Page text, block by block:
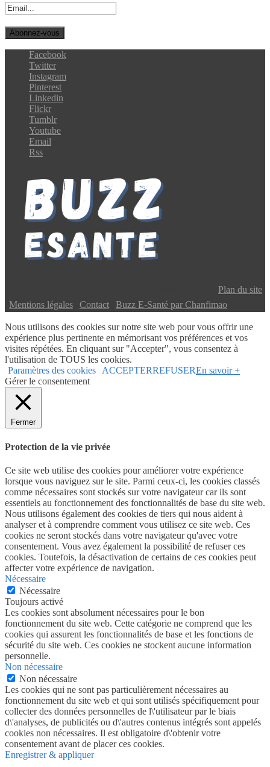
Facebook
Twitter
Instagram
Pinterest
Linkedin
Flickr
Tumblr
Youtube
Email
Rss
Plan du site
Mentions légales Contact Buzz E-Santé par Chanfimao
Nous utilisons des cookies sur notre site web pour vous offrir une
expérience plus pertinente en mémorisant vos préférences et vos
visites répétées. En cliquant sur "Accepter", vous consentez à
l'utilisation de TOUS les cookies.
Paramètres des cookies
ACCEPTERREFUSEREn savoir +
Gérer le consentement
Fermer
Protection de la vie privée
Ce site web utilise des cookies pour améliorer votre expérience
lorsque vous naviguez sur le site. Parmi ceux-ci, les cookies classés
comme nécessaires sont stockés sur votre navigateur car ils sont
essentiels au fonctionnement des fonctionnalités de base du site web.
Nous utilisons également des cookies de tiers qui nous aident à
analyser et à comprendre comment vous utilisez ce site web. Ces
cookies ne seront stockés dans votre navigateur qu'avec votre
consentement. Vous avez également la possibilité de refuser ces
cookies. Toutefois, la désactivation de certains de ces cookies peut
affecter votre expérience de navigation.
Nécessaire
Nécessaire
Toujours activé
Les cookies sont absolument nécessaires pour le bon
fonctionnement du site web. Cette catégorie ne comprend que les
cookies qui assurent les fonctionnalités de base et les fonctions de
sécurité du site web. Ces cookies ne stockent aucune information
personnelle.
Non nécessaire
Non nécessaire
Les cookies qui ne sont pas particulièrement nécessaires au
fonctionnement du site web et qui sont utilisés spécifiquement pour
collecter des données personnelles de l\'utilisateur par le biais
d\'analyses, de publicités ou d\'autres contenus intégrés sont appelés
cookies non nécessaires. Il est obligatoire d\'obtenir votre
consentement avant de placer ces cookies.
Enregistrer & appliquer